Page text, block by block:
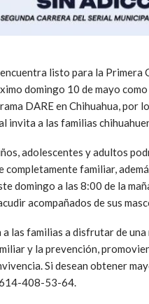
listo para la Primera
domingo 10 de mayo
DARE en Chihuahua, por
invita a las familias
adolescentes y adultos
completamente familiar,
domingo a las 8:00 de la
acompañados de sus
a las familias a disfrutar de
y la prevención,
Si desean obtener
408-53-64.